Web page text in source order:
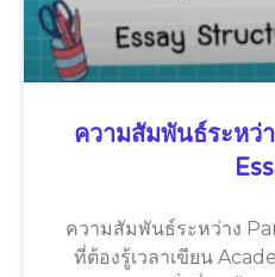
ความสัมพันธ์ระหว่
ความสัมพันธ์ระหว่าง
ที่ต้องรู้เวลาเขียน